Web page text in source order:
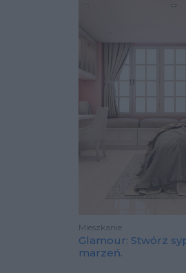
Mieszkanie
Glamour: Stwórz
marzeń.